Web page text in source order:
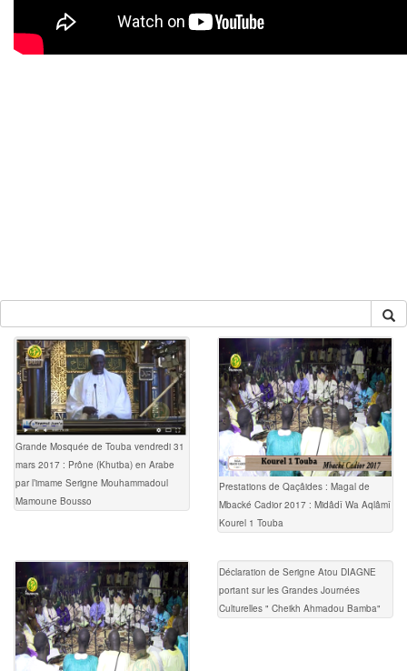
Grande Mosquée de Touba vendredi 31
mars 2017 : Prône (Khutba) en Arabe
par l’imame Serigne Mouhammadoul
Mamoune Bousso
Prestations de Qaçâides : Magal de
Mbacké Cadior 2017 : Midâdî Wa Aqlâmî
Kourel 1 Touba
Déclaration de Serigne Atou DIAGNE
portant sur les Grandes Journées
Culturelles " Cheikh Ahmadou Bamba"